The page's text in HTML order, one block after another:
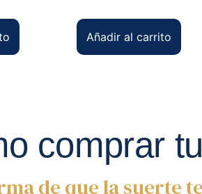
Añadir al carrito
comprar
de que la suerte